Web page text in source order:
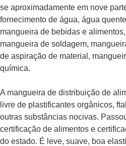
se aproximadamente em nove
fornecimento de água, água
mangueira de bebidas e
mangueira de soldagem,
de aspiração de material,
química.
A mangueira de distribuição de
livre de plastificantes orgânicos,
outras substâncias nocivas.
certificação de alimentos e
do estado. É leve, suave, boa